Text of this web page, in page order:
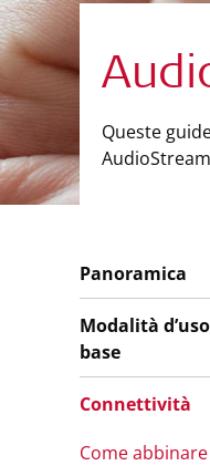
Queste
Panoramica
Modalità
base
Connettività
Come